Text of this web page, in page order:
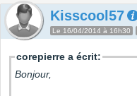
Kisscool57
Le 16/04/2014 à 16h30
corepierre a écrit:
Bonjour,